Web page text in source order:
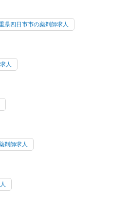
県四日市市の薬剤師求人
人
剤師求人